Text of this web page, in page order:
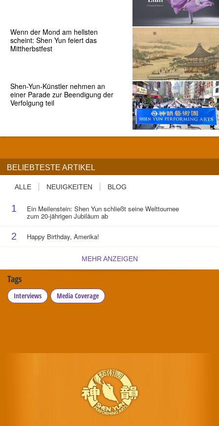
Wenn der Mond am hellsten
scheint: Shen Yun feiert das
Mittherbstfest
Shen-Yun-Künstler nehmen an
einer Parade zur Beendigung der
Verfolgung teil
BELIEBTESTE ARTIKEL
ALLE NEUIGKEITEN BLOG
1 Ein Meilenstein: Shen Yun schließt seine Welttournee
zum 20-jährigen Jubiläum ab
2 Happy Birthday, Amerika!
MEHR ANZEIGEN
Tags
Interviews Media Coverage